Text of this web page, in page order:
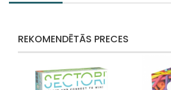
REKOMENDĒTĀS PRECES